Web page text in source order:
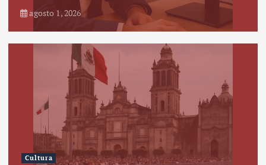
agosto 1, 2026
Cultura